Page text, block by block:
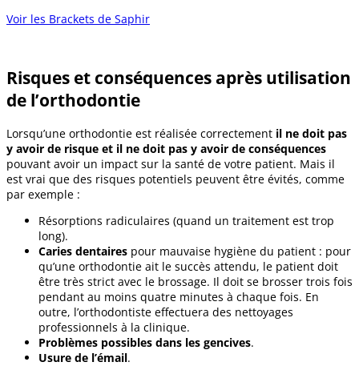
Voir les Brackets de Saphir
Risques et conséquences après utilisation
de l’orthodontie
Lorsqu’une orthodontie est réalisée correctement il ne doit pas
y avoir de risque et il ne doit pas y avoir de conséquences
pouvant avoir un impact sur la santé de votre patient. Mais il
est vrai que des risques potentiels peuvent être évités, comme
par exemple :
Résorptions radiculaires (quand un traitement est trop
long).
Caries dentaires pour mauvaise hygiène du patient : pour
qu’une orthodontie ait le succès attendu, le patient doit
être très strict avec le brossage. Il doit se brosser trois fois
pendant au moins quatre minutes à chaque fois. En
outre, l’orthodontiste effectuera des nettoyages
professionnels à la clinique.
Problèmes possibles dans les gencives.
Usure de l’émail.